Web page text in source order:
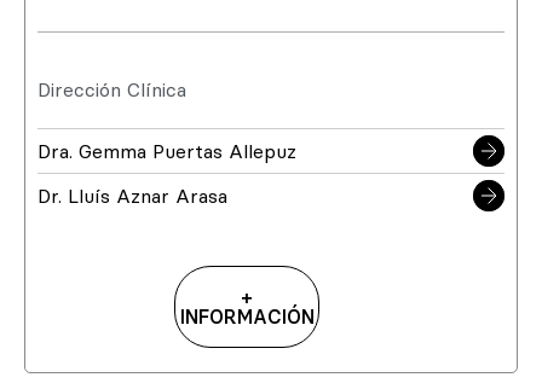
Dirección Clínica
Dra. Gemma Puertas Allepuz
Dr. Lluís Aznar Arasa
+
INFORMACIÓN